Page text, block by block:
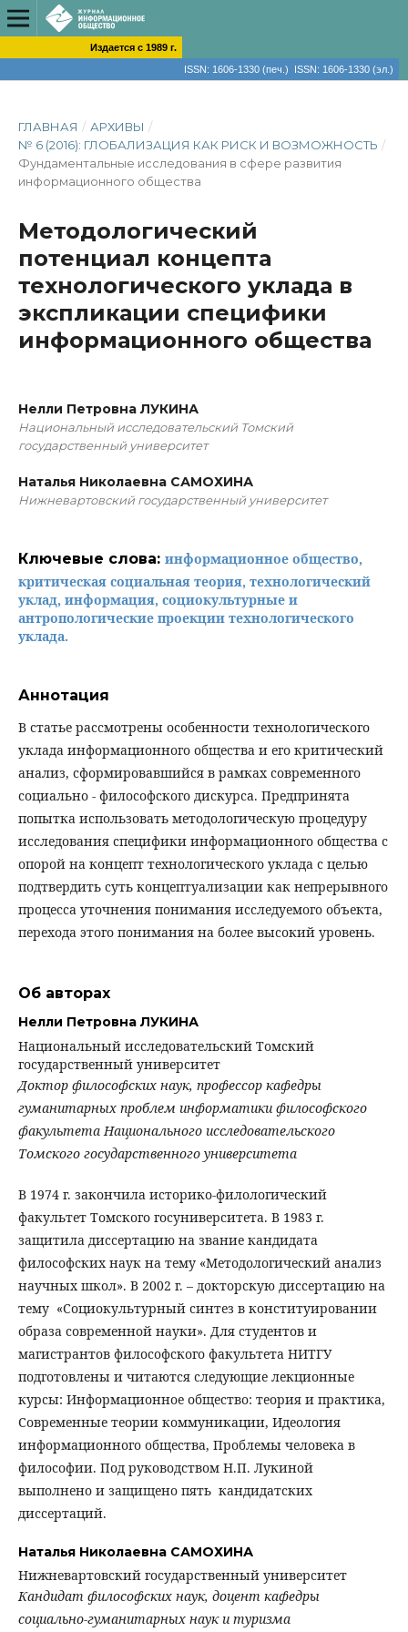
Издается с 1989 г.
ISSN: 1606-1330 (печ.) ISSN: 1606-1330 (эл.)
ГЛАВНАЯ / АРХИВЫ /
№ 6 (2016): ГЛОБАЛИЗАЦИЯ КАК РИСК И ВОЗМОЖНОСТЬ /
Фундаментальные исследования в сфере развития
информационного общества
Методологический
потенциал концепта
технологического уклада в
экспликации специфики
информационного общества
Нелли Петровна ЛУКИНА
Национальный исследовательский Томский
государственный университет
Наталья Николаевна САМОХИНА
Нижневартовский государственный университет
Ключевые слова: информационное общество,
критическая социальная теория, технологический
уклад, информация, социокультурные и
антропологические проекции технологического
уклада.
Аннотация
В статье рассмотрены особенности технологического
уклада информационного общества и его критический
анализ, сформировавшийся в рамках современного
социально - философского дискурса. Предпринята
попытка использовать методологическую процедуру
исследования специфики информационного общества с
опорой на концепт технологического уклада с целью
подтвердить суть концептуализации как непрерывного
процесса уточнения понимания исследуемого объекта,
перехода этого понимания на более высокий уровень.
Об авторах
Нелли Петровна ЛУКИНА
Национальный исследовательский Томский
государственный университет
Доктор философских наук, профессор кафедры
гуманитарных проблем информатики философского
факультета Национального исследовательского
Томского государственного университета
В 1974 г. закончила историко-филологический
факультет Томского госуниверситета. В 1983 г.
защитила диссертацию на звание кандидата
философских наук на тему «Методологический анализ
научных школ». В 2002 г. – докторскую диссертацию на
тему «Социокультурный синтез в конституировании
образа современной науки». Для студентов и
магистрантов философского факультета НИТГУ
подготовлены и читаются следующие лекционные
курсы: Информационное общество: теория и практика,
Современные теории коммуникации, Идеология
информационного общества, Проблемы человека в
философии. Под руководством Н.П. Лукиной
выполнено и защищено пять кандидатских
диссертаций.
Наталья Николаевна САМОХИНА
Нижневартовский государственный университет
Кандидат философских наук, доцент кафедры
социально-гуманитарных наук и туризма